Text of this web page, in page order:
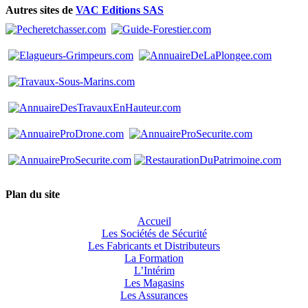
Autres sites de VAC Editions SAS
Plan du site
Accueil
Les Sociétés de Sécurité
Les Fabricants et Distributeurs
La Formation
L’Intérim
Les Magasins
Les Assurances